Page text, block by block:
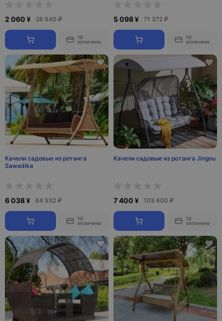
2 060 ¥ 28 840 ₽
10
оплачено
5 098 ¥ 71 372 ₽
10
оплачено
Качели садовые из ротанга
Sawadika
6 038 ¥ 84 532 ₽
10
оплачено
Качели садовые из ротанга Jingou
7 400 ¥ 103 600 ₽
10
оплачено